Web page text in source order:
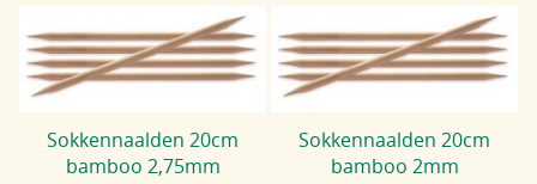
Sokkennaalden 20cm
bamboo 2,75mm
Sokkennaalden 20cm
bamboo 2mm